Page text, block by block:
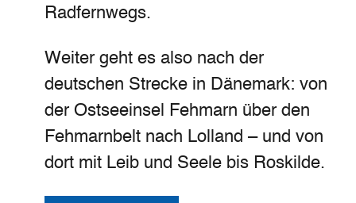
Radfernwegs.
Weiter geht es also nach der
deutschen Strecke in Dänemark: von
der Ostseeinsel Fehmarn über den
Fehmarnbelt nach Lolland – und von
dort mit Leib und Seele bis Roskilde.